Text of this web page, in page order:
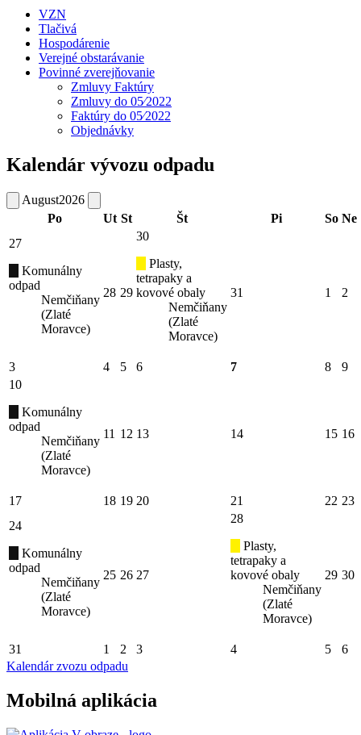
VZN
Tlačivá
Hospodárenie
Verejné obstarávanie
Povinné zverejňovanie
Zmluvy Faktúry
Zmluvy do 05⁄2022
Faktúry do 05⁄2022
Objednávky
Kalendár vývozu odpadu
August2026
Po
Ut St Št Pi So Ne
27
Komunálny
odpad
Nemčiňany
(Zlaté
Moravce)
28 29
30
Plasty,
tetrapaky a
kovové obaly
Nemčiňany
(Zlaté
Moravce)
31 1 2
3 4 5 6 7 8
9
10
Komunálny
odpad
Nemčiňany
(Zlaté
Moravce)
11 12 13 14 15 16
17 18 19 20 21 22 23
24
Komunálny
odpad
Nemčiňany
(Zlaté
Moravce)
25 26 27
28
Plasty,
tetrapaky a
kovové obaly
Nemčiňany
(Zlaté
Moravce)
29 30
31 1 2 3 4 5
6
Kalendár zvozu odpadu
Mobilná aplikácia